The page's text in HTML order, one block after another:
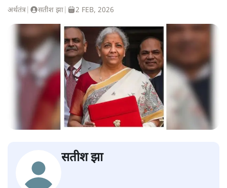
अर्थतंत्र सतीश झा 2 FEB, 2026
सतीश झा